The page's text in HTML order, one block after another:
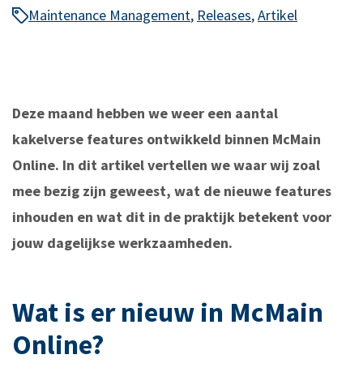
Maintenance Management, Releases,Artikel
Deze maand hebben we weer een aantal
kakelverse features ontwikkeld binnen McMain
Online. In dit artikel vertellen we waar wij zoal
mee bezig zijn geweest, wat de nieuwe features
inhouden en wat dit in de praktijk betekent voor
jouw dagelijkse werkzaamheden.
Wat is er nieuw in McMain
Online?